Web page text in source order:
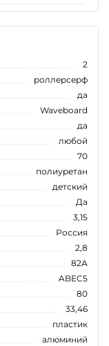
2
роллерсерф
да
Waveboard
да
любой
70
полиуретан
детский
Да
3,15
Россия
2,8
82А
ABEC5
80
33,46
пластик
алюминий